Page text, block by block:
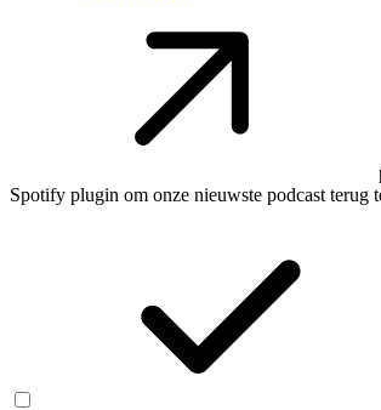
Spotify plugin om onze nieuwste podcast terug